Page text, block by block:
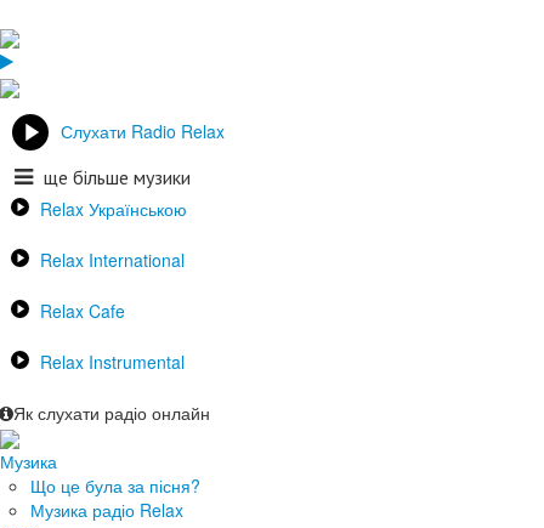
Слухати Radio Relax
ще більше музики
Relax Українською
Relax International
Relax Cafe
Relax Instrumental
Як слухати радіо онлайн
Музика
Що це була за пісня?
Музика радіо Relax